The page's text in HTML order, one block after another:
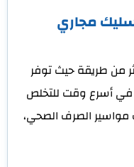
مجاري
من طريقة حيث توفر
في أسرع وقت للتخلص
الصرف الصحي،